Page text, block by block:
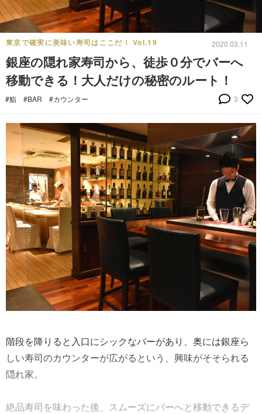
東京で確実に美味い寿司はここだ！ Vol.19 2020.03.11
銀座の隠れ家寿司から、徒歩０分でバーへ
移動できる！大人だけの秘密のルート！
#鮨 #BAR #カウンター 3
階段を降りると入口にシックなバーがあり、奥には銀座ら
しい寿司のカウンターが広がるという、興味がそそられる
隠れ家。
絶品寿司を味わった後、スムーズにバーへと移動できるデ